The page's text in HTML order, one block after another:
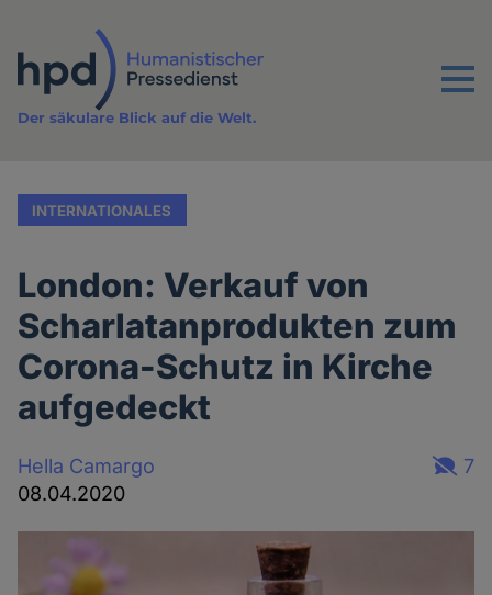
Inhalt
Menu
Der säkulare Blick auf die Welt.
INTERNATIONALES
London: Verkauf von
Scharlatanprodukten zum
Corona-Schutz in Kirche
aufgedeckt
Hella Camargo
08.04.2020
7